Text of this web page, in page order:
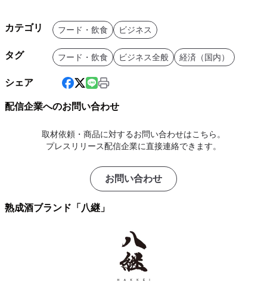
カテゴリ フード・飲食 ビジネス
タグ フード・飲食 ビジネス全般 経済（国内）
シェア
配信企業へのお問い合わせ
取材依頼・商品に対するお問い合わせはこちら。
プレスリリース配信企業に直接連絡できます。
お問い合わせ
熟成酒ブランド「八継」